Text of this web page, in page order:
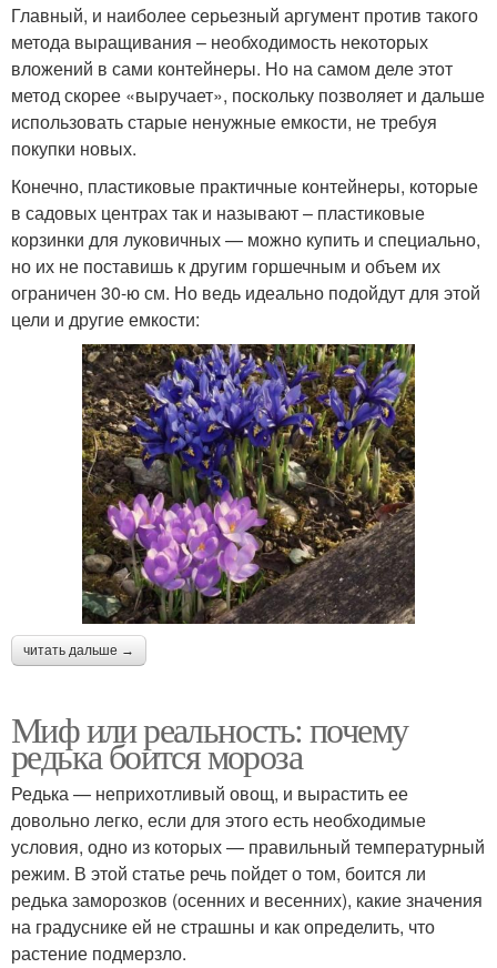
Главный, и наиболее серьезный аргумент против такого
метода выращивания – необходимость некоторых
вложений в сами контейнеры. Но на самом деле этот
метод скорее «выручает», поскольку позволяет и дальше
использовать старые ненужные емкости, не требуя
покупки новых.
Конечно, пластиковые практичные контейнеры, которые
в садовых центрах так и называют – пластиковые
корзинки для луковичных — можно купить и специально,
но их не поставишь к другим горшечным и объем их
ограничен 30-ю см. Но ведь идеально подойдут для этой
цели и другие емкости:
читать дальше →
Миф или реальность: почему
редька боится мороза
Редька — неприхотливый овощ, и вырастить ее
довольно легко, если для этого есть необходимые
условия, одно из которых — правильный температурный
режим. В этой статье речь пойдет о том, боится ли
редька заморозков (осенних и весенних), какие значения
на градуснике ей не страшны и как определить, что
растение подмерзло.